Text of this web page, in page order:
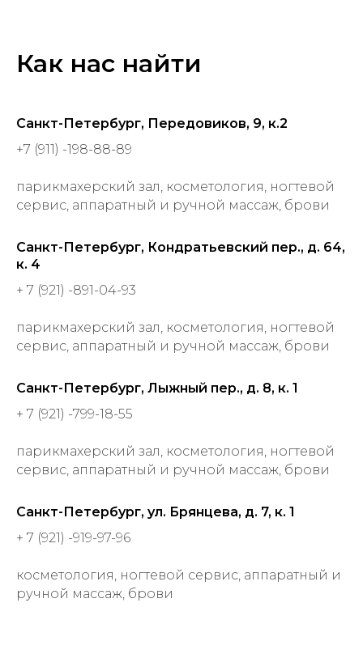
Как нас найти
Санкт-Петербург, Передовиков, 9, к.2
+7 (911) -198-88-89
парикмахерский зал, косметология, ногтевой
сервис, аппаратный и ручной массаж, брови
Санкт-Петербург, Кондратьевский пер., д. 64,
к. 4
+ 7 (921) -891-04-93
парикмахерский зал, косметология, ногтевой
сервис, аппаратный и ручной массаж, брови
Санкт-Петербург, Лыжный пер., д. 8, к. 1
+ 7 (921) -799-18-55
парикмахерский зал, косметология, ногтевой
сервис, аппаратный и ручной массаж, брови
Санкт-Петербург, ул. Брянцева, д. 7, к. 1
+ 7 (921) -919-97-96
косметология, ногтевой сервис, аппаратный и
ручной массаж, брови